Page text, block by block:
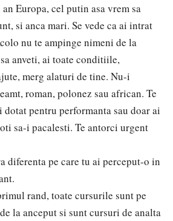
Europa, cel putin asa vrem sa
si anca mari. Se vede ca ai intrat
nu te ampinge nimeni de la
anveti, ai toate conditiile,
merg alaturi de tine. Nu-i
roman, polonez sau african. Te
pentru performanta sau doar ai
sa-i pacalesti. Te antorci urgent
diferenta pe care tu ai perceput-o in
rand, toate cursurile sunt pe
la anceput si sunt cursuri de analta